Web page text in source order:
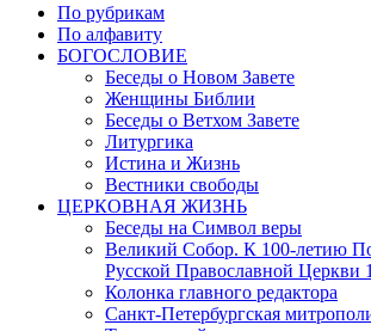
По рубрикам
По алфавиту
БОГОСЛОВИЕ
Беседы о Новом Завете
Женщины Библии
Беседы о Ветхом Завете
Литургика
Истина и Жизнь
Вестники свободы
ЦЕРКОВНАЯ ЖИЗНЬ
Беседы на Символ веры
Великий Собор. К 100-летию
Русской Православной Церкви
Колонка главного редактора
Санкт-Петербургская